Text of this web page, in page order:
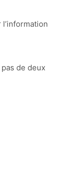
de deux